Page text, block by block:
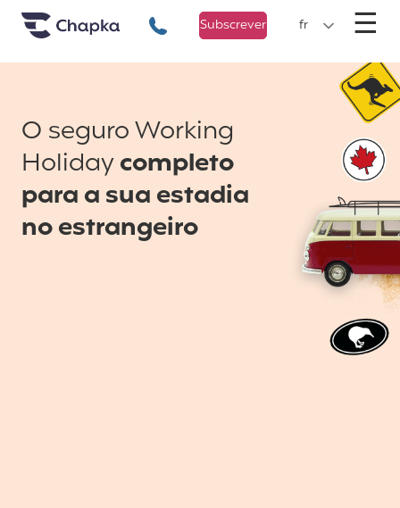
Chapka Seguro Viagem
+351 800 50 01 71
Subscrever fr ☰
O seguro Working
Holidaycompleto
para a sua estadia
no estrangeiro